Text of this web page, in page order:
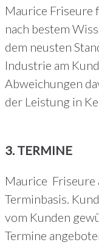
Maurice Friseure
nach bestem
dem neusten
Industrie am
Abweichungen
der Leistung in
3. TERMINE
Maurice Friseure
Terminbasis.
vom Kunden
Termine